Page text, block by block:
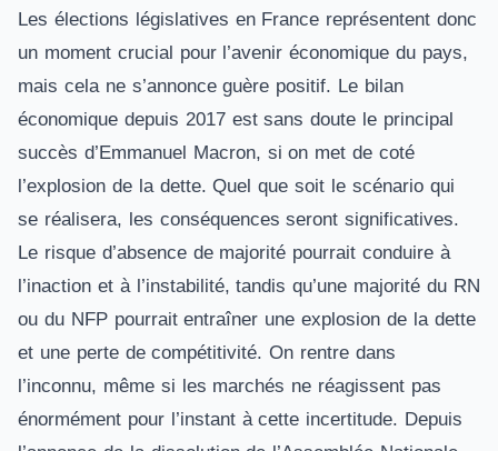
Les élections législatives en France représentent donc
un moment crucial pour l’avenir économique du pays,
mais cela ne s’annonce guère positif. Le bilan
économique depuis 2017 est sans doute le principal
succès d’Emmanuel Macron, si on met de coté
l’explosion de la dette. Quel que soit le scénario qui
se réalisera, les conséquences seront significatives.
Le risque d’absence de majorité pourrait conduire à
l’inaction et à l’instabilité, tandis qu’une majorité du RN
ou du NFP pourrait entraîner une explosion de la dette
et une perte de compétitivité. On rentre dans
l’inconnu, même si les marchés ne réagissent pas
énormément pour l’instant à cette incertitude. Depuis